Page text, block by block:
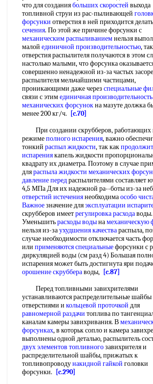
что для созданиябольших скоростей выхода
топливной струи из рас-пыливающей
форсунки отверстия в ней приходится делать
сечения. По этой же причине форсунки с
механическим распыливаниемнельзя
малой единичной производительностью,
отверстия распылителя получаются в этом
настолько малыми, что форсунка
совершенно ненадежной из-за частых
распылителя мельчайшими частицами,
проникающими даже через специальные
связи с этимединичная производительность
механических форсунокна мазуте должка
менее 200 кг/ч.
[c.70]
При создании скрубберов, работающих
режимеполного испарения, важно
тонкий распыл жидкости, так как
испарениякапель жидкости
квадрату их диаметра. Поэтому в случае
дляраспыла жидкости механических
давление передраспылителями составляет
4,5 МПа Для их надежной ра--боты из-за
отверстий истечениянеобходимаособо
Важноезначение дляэксплуатации
скрубберов имеетрегулировка расходаводы.
Уменьшитьрасходы водынамеханическую
нельзя из-заухудшения качествараспыла,
случае необходимости отключается часть
или применяются специальныефорсунки с
диркуляцией воды (см разд 4) Большая
испарения может быть достигнута яри
орошение скруббераводы, [c.87]
Перед топливными завихрителями
устанавливаются распределительные шайбы
отверстиями и кольцевой проточкой для
равномерной раздачи топлива по
каналам камеры завихривания. В
форсунках, в которьк сопло и камера
выполнены одной деталью, распылитель
двухэлементов топливногозавихрителя и
распределительной шайбы, прижатых к
топливопроводунакидной гайкой головки
форсунки.
[c.290]